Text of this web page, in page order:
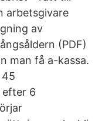
arbetsgivare
av
(PDF)
man få a-kassa.
efter 6